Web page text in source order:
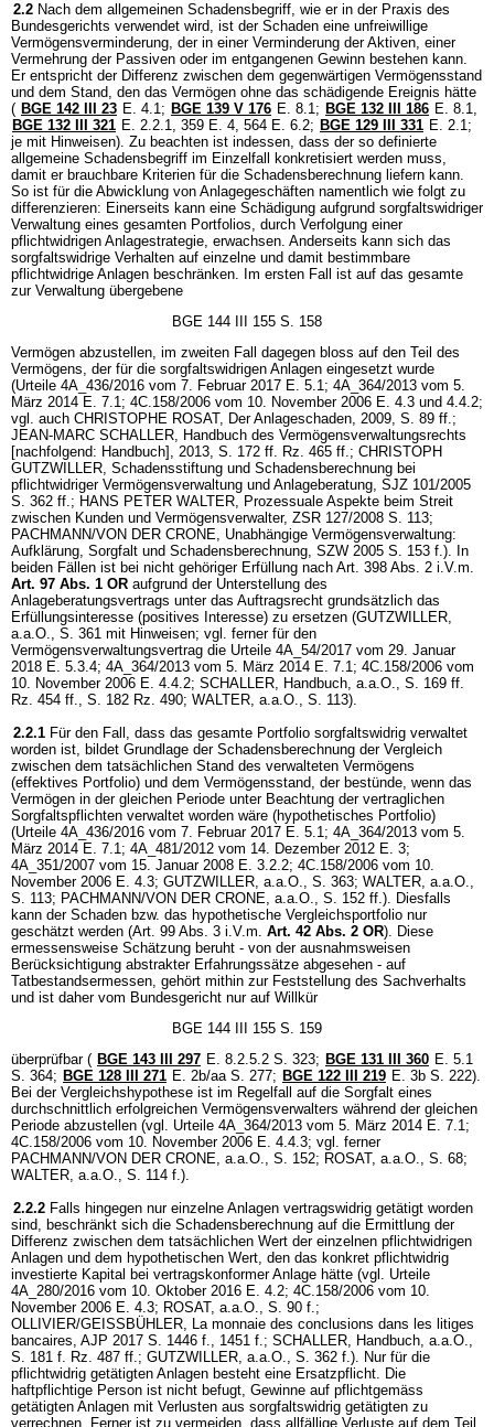
2.2 Nach dem allgemeinen Schadensbegriff, wie er in der Praxis des
Bundesgerichts verwendet wird, ist der Schaden eine unfreiwillige
Vermögensverminderung, der in einer Verminderung der Aktiven, einer
Vermehrung der Passiven oder im entgangenen Gewinn bestehen kann.
Er entspricht der Differenz zwischen dem gegenwärtigen Vermögensstand
und dem Stand, den das Vermögen ohne das schädigende Ereignis hätte
( BGE 142 III 23 E. 4.1; BGE 139 V 176 E. 8.1; BGE 132 III 186 E. 8.1,
BGE 132 III 321 E. 2.2.1, 359 E. 4, 564 E. 6.2; BGE 129 III 331 E. 2.1;
je mit Hinweisen). Zu beachten ist indessen, dass der so definierte
allgemeine Schadensbegriff im Einzelfall konkretisiert werden muss,
damit er brauchbare Kriterien für die Schadensberechnung liefern kann.
So ist für die Abwicklung von Anlagegeschäften namentlich wie folgt zu
differenzieren: Einerseits kann eine Schädigung aufgrund sorgfaltswidriger
Verwaltung eines gesamten Portfolios, durch Verfolgung einer
pflichtwidrigen Anlagestrategie, erwachsen. Anderseits kann sich das
sorgfaltswidrige Verhalten auf einzelne und damit bestimmbare
pflichtwidrige Anlagen beschränken. Im ersten Fall ist auf das gesamte
zur Verwaltung übergebene
BGE 144 III 155 S. 158
Vermögen abzustellen, im zweiten Fall dagegen bloss auf den Teil des
Vermögens, der für die sorgfaltswidrigen Anlagen eingesetzt wurde
(Urteile 4A_436/2016 vom 7. Februar 2017 E. 5.1; 4A_364/2013 vom 5.
März 2014 E. 7.1; 4C.158/2006 vom 10. November 2006 E. 4.3 und 4.4.2;
vgl. auch CHRISTOPHE ROSAT, Der Anlageschaden, 2009, S. 89 ff.;
JEAN-MARC SCHALLER, Handbuch des Vermögensverwaltungsrechts
[nachfolgend: Handbuch], 2013, S. 172 ff. Rz. 465 ff.; CHRISTOPH
GUTZWILLER, Schadensstiftung und Schadensberechnung bei
pflichtwidriger Vermögensverwaltung und Anlageberatung, SJZ 101/2005
S. 362 ff.; HANS PETER WALTER, Prozessuale Aspekte beim Streit
zwischen Kunden und Vermögensverwalter, ZSR 127/2008 S. 113;
PACHMANN/VON DER CRONE, Unabhängige Vermögensverwaltung:
Aufklärung, Sorgfalt und Schadensberechnung, SZW 2005 S. 153 f.). In
beiden Fällen ist bei nicht gehöriger Erfüllung nach Art. 398 Abs. 2 i.V.m.
Art. 97 Abs. 1 OR aufgrund der Unterstellung des
Anlageberatungsvertrags unter das Auftragsrecht grundsätzlich das
Erfüllungsinteresse (positives Interesse) zu ersetzen (GUTZWILLER,
a.a.O., S. 361 mit Hinweisen; vgl. ferner für den
Vermögensverwaltungsvertrag die Urteile 4A_54/2017 vom 29. Januar
2018 E. 5.3.4; 4A_364/2013 vom 5. März 2014 E. 7.1; 4C.158/2006 vom
10. November 2006 E. 4.4.2; SCHALLER, Handbuch, a.a.O., S. 169 ff.
Rz. 454 ff., S. 182 Rz. 490; WALTER, a.a.O., S. 113).
2.2.1 Für den Fall, dass das gesamte Portfolio sorgfaltswidrig verwaltet
worden ist, bildet Grundlage der Schadensberechnung der Vergleich
zwischen dem tatsächlichen Stand des verwalteten Vermögens
(effektives Portfolio) und dem Vermögensstand, der bestünde, wenn das
Vermögen in der gleichen Periode unter Beachtung der vertraglichen
Sorgfaltspflichten verwaltet worden wäre (hypothetisches Portfolio)
(Urteile 4A_436/2016 vom 7. Februar 2017 E. 5.1; 4A_364/2013 vom 5.
März 2014 E. 7.1; 4A_481/2012 vom 14. Dezember 2012 E. 3;
4A_351/2007 vom 15. Januar 2008 E. 3.2.2; 4C.158/2006 vom 10.
November 2006 E. 4.3; GUTZWILLER, a.a.O., S. 363; WALTER, a.a.O.,
S. 113; PACHMANN/VON DER CRONE, a.a.O., S. 152 ff.). Diesfalls
kann der Schaden bzw. das hypothetische Vergleichsportfolio nur
geschätzt werden (Art. 99 Abs. 3 i.V.m. Art. 42 Abs. 2 OR). Diese
ermessensweise Schätzung beruht - von der ausnahmsweisen
Berücksichtigung abstrakter Erfahrungssätze abgesehen - auf
Tatbestandsermessen, gehört mithin zur Feststellung des Sachverhalts
und ist daher vom Bundesgericht nur auf Willkür
BGE 144 III 155 S. 159
überprüfbar ( BGE 143 III 297 E. 8.2.5.2 S. 323; BGE 131 III 360 E. 5.1
S. 364; BGE 128 III 271 E. 2b/aa S. 277; BGE 122 III 219 E. 3b S. 222).
Bei der Vergleichshypothese ist im Regelfall auf die Sorgfalt eines
durchschnittlich erfolgreichen Vermögensverwalters während der gleichen
Periode abzustellen (vgl. Urteile 4A_364/2013 vom 5. März 2014 E. 7.1;
4C.158/2006 vom 10. November 2006 E. 4.4.3; vgl. ferner
PACHMANN/VON DER CRONE, a.a.O., S. 152; ROSAT, a.a.O., S. 68;
WALTER, a.a.O., S. 114 f.).
2.2.2 Falls hingegen nur einzelne Anlagen vertragswidrig getätigt worden
sind, beschränkt sich die Schadensberechnung auf die Ermittlung der
Differenz zwischen dem tatsächlichen Wert der einzelnen pflichtwidrigen
Anlagen und dem hypothetischen Wert, den das konkret pflichtwidrig
investierte Kapital bei vertragskonformer Anlage hätte (vgl. Urteile
4A_280/2016 vom 10. Oktober 2016 E. 4.2; 4C.158/2006 vom 10.
November 2006 E. 4.3; ROSAT, a.a.O., S. 90 f.;
OLLIVIER/GEISSBÜHLER, La monnaie des conclusions dans les litiges
bancaires, AJP 2017 S. 1446 f., 1451 f.; SCHALLER, Handbuch, a.a.O.,
S. 181 f. Rz. 487 ff.; GUTZWILLER, a.a.O., S. 362 f.). Nur für die
pflichtwidrig getätigten Anlagen besteht eine Ersatzpflicht. Die
haftpflichtige Person ist nicht befugt, Gewinne auf pflichtgemäss
getätigten Anlagen mit Verlusten aus sorgfaltswidrig getätigten zu
verrechnen. Ferner ist zu vermeiden, dass allfällige Verluste auf dem Teil